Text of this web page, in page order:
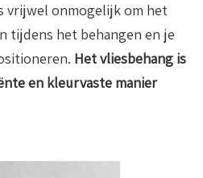
vrijwel onmogelijk om het
tijdens het behangen en je
Het vliesbehang is
en kleurvaste manier